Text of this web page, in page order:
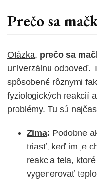
Prečo sa
Otázka, prečo sa
univerzálnu odpoveď.
spôsobené rôznymi
fyziologických reakcií
problémy. Tu sú
Zima: Podobne
triasť, keď im je
reakcia tela,
vygenerovať